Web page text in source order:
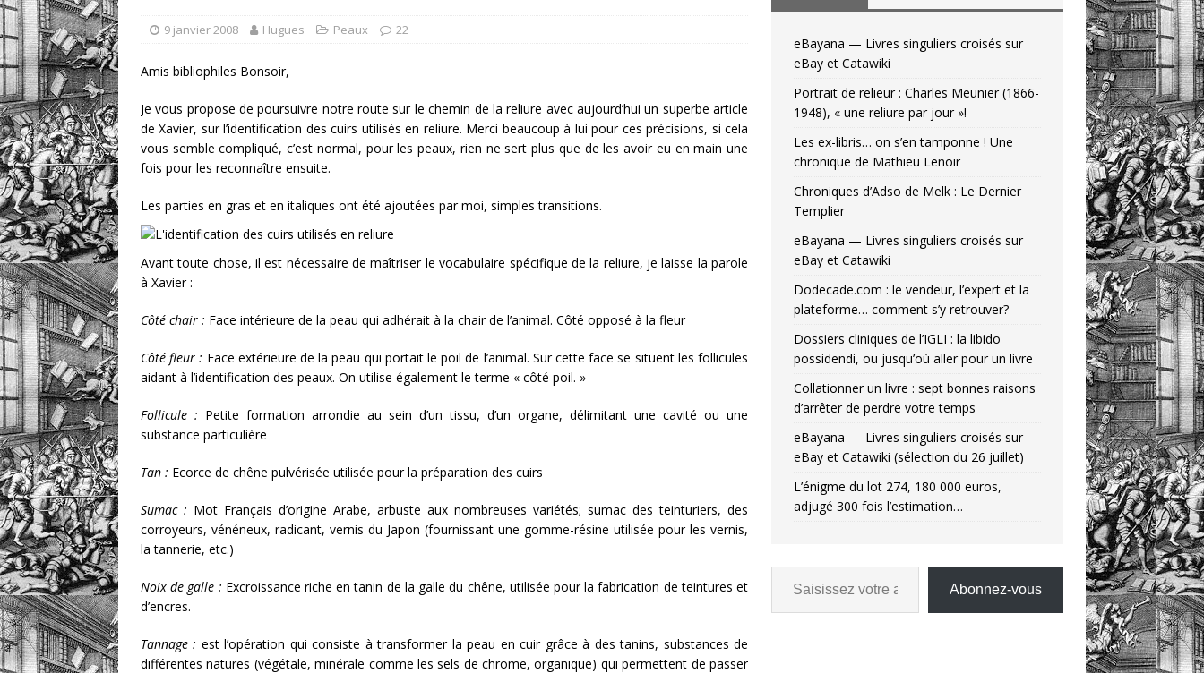
[ 1 août 2026 ] eBayana — Livres singuliers croisés sur eBay et Catawiki
9 janvier 2008 Hugues Peaux 22
Amis bibliophiles Bonsoir,
Je vous propose de poursuivre notre route sur le chemin de la reliure avec aujourd’hui un superbe article
de Xavier, sur l’identification des cuirs utilisés en reliure. Merci beaucoup à lui pour ces précisions, si cela
vous semble compliqué, c’est normal, pour les peaux, rien ne sert plus que de les avoir eu en main une
fois pour les reconnaître ensuite.
Les parties en gras et en italiques ont été ajoutées par moi, simples transitions.
Avant toute chose, il est nécessaire de maîtriser le vocabulaire spécifique de la reliure, je laisse la parole
à Xavier :
Côté chair : Face intérieure de la peau qui adhérait à la chair de l’animal. Côté opposé à la fleur
Côté fleur : Face extérieure de la peau qui portait le poil de l’animal. Sur cette face se situent les follicules
aidant à l’identification des peaux. On utilise également le terme « côté poil. »
Follicule : Petite formation arrondie au sein d’un tissu, d’un organe, délimitant une cavité ou une
substance particulière
Tan : Ecorce de chêne pulvérisée utilisée pour la préparation des cuirs
Sumac : Mot Français d’origine Arabe, arbuste aux nombreuses variétés; sumac des teinturiers, des
corroyeurs, vénéneux, radicant, vernis du Japon (fournissant une gomme-résine utilisée pour les vernis,
la tannerie, etc.)
Noix de galle : Excroissance riche en tanin de la galle du chêne, utilisée pour la fabrication de teintures et
d’encres.
Tannage : est l’opération qui consiste à transformer la peau en cuir grâce à des tanins, substances de
différentes natures (végétale, minérale comme les sels de chrome, organique) qui permettent de passer
eBayana — Livres singuliers croisés sur
eBay et Catawiki
Portrait de relieur : Charles Meunier (1866-
1948), « une reliure par jour »!
Les ex-libris… on s’en tamponne ! Une
chronique de Mathieu Lenoir
Chroniques d’Adso de Melk : Le Dernier
Templier
eBayana — Livres singuliers croisés sur
eBay et Catawiki
Dodecade.com : le vendeur, l’expert et la
plateforme… comment s’y retrouver?
Dossiers cliniques de l’IGLI : la libido
possidendi, ou jusqu’où aller pour un livre
Collationner un livre : sept bonnes raisons
d’arrêter de perdre votre temps
eBayana — Livres singuliers croisés sur
eBay et Catawiki (sélection du 26 juillet)
L’énigme du lot 274, 180 000 euros,
adjugé 300 fois l’estimation…
Abonnez-vous